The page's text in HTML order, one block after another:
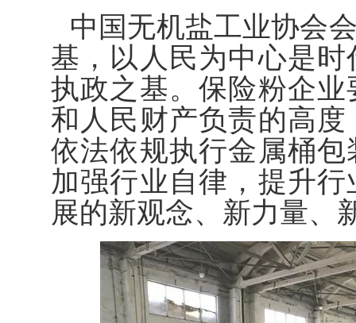
中国无机盐工业协会
基，以人民为中心是
执政之基。保险粉企
和人民财产负责的高
依法依规执行金属桶
加强行业自律，提升
展的新观念、新力量、